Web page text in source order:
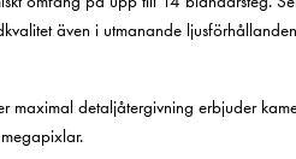
även i utmanande
maximal detaljåtergivning erbjuder